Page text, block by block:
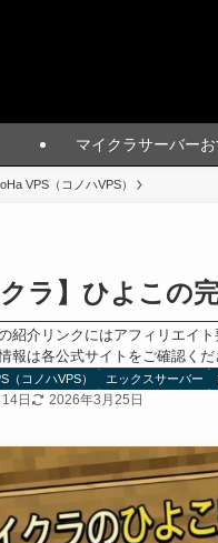
マイクラサーバー
VPS（コノハVPS）
クラ】ひよこの
紹介リンクにはアフィリエイ
報は各公式サイトをご確認くだ
（コノハVPS） エックスサーバー
日 2026年3月25日